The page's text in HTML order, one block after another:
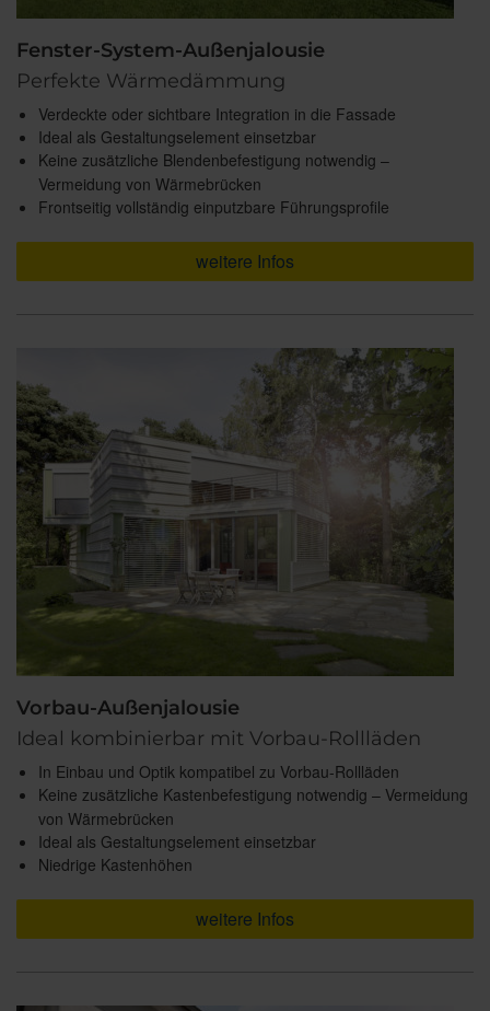
Fenster-System-Außenjalousie
Perfekte Wärmedämmung
Verdeckte oder sichtbare Integration in die Fassade
Ideal als Gestaltungselement einsetzbar
Keine zusätzliche Blendenbefestigung notwendig –
Vermeidung von Wärmebrücken
Frontseitig vollständig einputzbare Führungsprofile
weitere Infos
Vorbau-Außenjalousie
Ideal kombinierbar mit Vorbau-Rollläden
In Einbau und Optik kompatibel zu Vorbau-Rollläden
Keine zusätzliche Kastenbefestigung notwendig – Vermeidung
von Wärmebrücken
Ideal als Gestaltungselement einsetzbar
Niedrige Kastenhöhen
weitere Infos